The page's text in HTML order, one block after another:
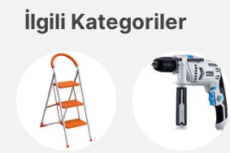
İlgili Kategoriler